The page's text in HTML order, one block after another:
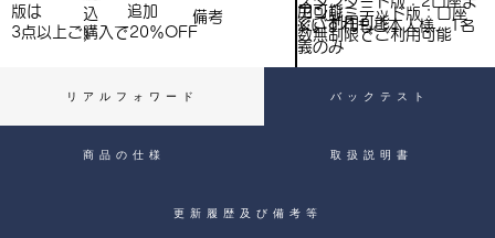
）
込
）
追加
備考
用可能
でご利用可能
アンリミテッド版：口座
数無制限でご利用可能
※いずれもご本人様、1名
義のみ
版は
3点以上ご購入で​20％OFF
リアルフォワード バックテスト
商品の仕様 取扱説明書
更新履歴及び備考等